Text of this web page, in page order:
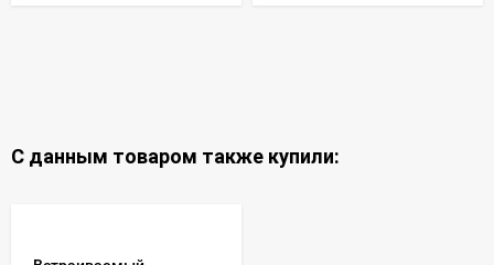
С данным товаром также купили: